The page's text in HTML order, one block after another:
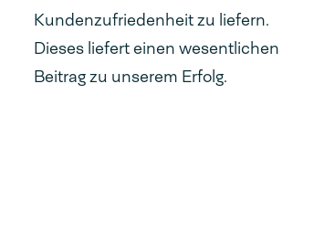
Kundenzufriedenheit zu liefern.
Dieses liefert einen wesentlichen
Beitrag zu unserem Erfolg.